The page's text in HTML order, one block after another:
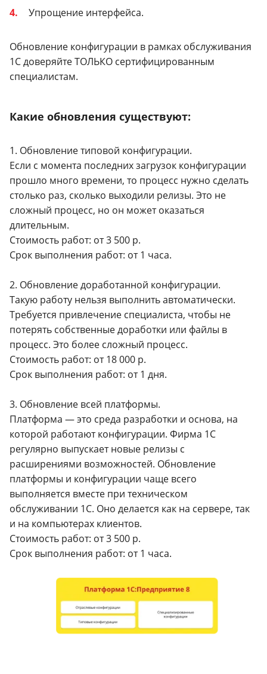
Упрощение интерфейса.
Обновление конфигурации в рамках обслуживания
1С доверяйте ТОЛЬКО сертифицированным
специалистам.
Какие обновления существуют:
1. Обновление типовой конфигурации.
Если с момента последних загрузок конфигурации
прошло много времени, то процесс нужно сделать
столько раз, сколько выходили релизы. Это не
сложный процесс, но он может оказаться
длительным.
Стоимость работ: от 3 500 р.
Срок выполнения работ: от 1 часа.
2. Обновление доработанной конфигурации.
Такую работу нельзя выполнить автоматически.
Требуется привлечение специалиста, чтобы не
потерять собственные доработки или файлы в
процесс. Это более сложный процесс.
Стоимость работ: от 18 000 р.
Срок выполнения работ: от 1 дня.
3. Обновление всей платформы.
Платформа — это среда разработки и основа, на
которой работают конфигурации. Фирма 1С
регулярно выпускает новые релизы с
расширениями возможностей. Обновление
платформы и конфигурации чаще всего
выполняется вместе при техническом
обслуживании 1С. Оно делается как на сервере, так
и на компьютерах клиентов.
Стоимость работ: от 3 500 р.
Срок выполнения работ: от 1 часа.